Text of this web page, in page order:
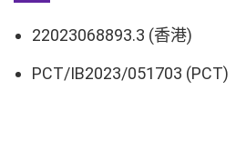
22023068893.3 (香港)
PCT/IB2023/051703 (PCT)